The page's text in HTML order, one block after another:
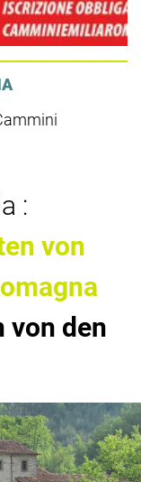
:
von
von den